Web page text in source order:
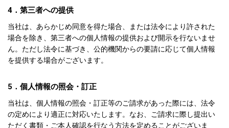
4．第三者への提供
当社は、あらかじめ同意を得た場合、または法令により許された
場合を除き、第三者への個人情報の提供および開示を行ないませ
ん。ただし法令に基づき、公的機関からの要請に応じて個人情報
を提供する場合がございます。
5．個人情報の照会・訂正
当社は、個人情報の照会・訂正等のご請求があった際には、法令
の定めにより適正に対応いたします。なお、ご請求に際し提出い
ただく書類・ご本人確認を行なう方法を定めることがございま